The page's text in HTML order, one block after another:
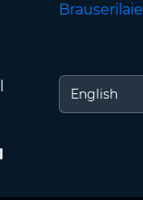
English